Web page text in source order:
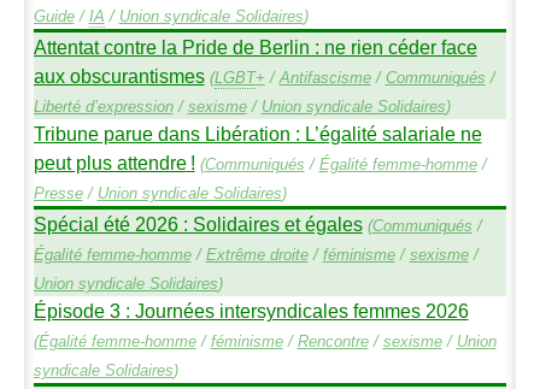
Guide/ IA / Union syndicale Solidaires)
Attentat contre la Pride de Berlin : ne rien céder face
aux obscurantismes (LGBT+ /Antifascisme/ Communiqués /
Liberté d’expression/ sexisme/ Union syndicale Solidaires)
Tribune parue dans Libération : L’égalité salariale ne
peut plus attendre ! (Communiqués / Égalité femme-homme/
Presse/ Union syndicale Solidaires)
Spécial été 2026 : Solidaires et égales (Communiqués /
Égalité femme-homme/ Extrême droite/ féminisme/ sexisme/
Union syndicale Solidaires)
Épisode 3 : Journées intersyndicales femmes 2026
(Égalité femme-homme/ féminisme/ Rencontre/ sexisme/ Union
syndicale Solidaires)